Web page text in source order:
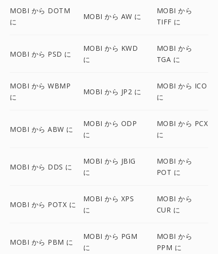
MOBI から DOTM
に
MOBI から AW に
MOBI から
TIFF に
MOBI から PSD に
MOBI から KWD
に
MOBI から
TGA に
MOBI から WBMP
に
MOBI から JP2 に
MOBI から ICO
に
MOBI から ABW に
MOBI から ODP
に
MOBI から PCX
に
MOBI から DDS に
MOBI から JBIG
に
MOBI から
POT に
MOBI から POTX に
MOBI から XPS
に
MOBI から
CUR に
MOBI から PBM に
MOBI から PGM
に
MOBI から
PPM に